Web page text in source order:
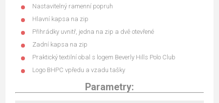
Nastavitelný ramenní popruh
Hlavní kapsa na zip
Přihrádky uvnitř, jedna na zip a dvě otevřené
Zadní kapsa na zip
Praktický textilní obal s logem Beverly Hills Polo Club
Logo BHPC vpředu a vzadu tašky
Parametry: